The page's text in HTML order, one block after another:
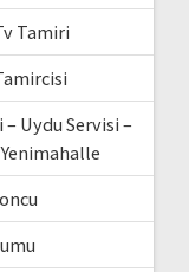
Tamiri
Uydu Servisi –